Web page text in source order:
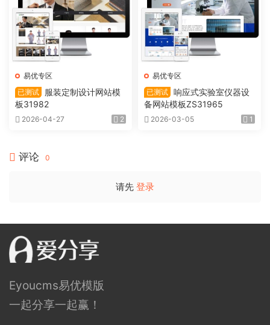
易优专区
已测试
服装定制设计网站模
板31982
2026-04-27 2
易优专区
已测试 响应式实验室仪器设
备网站模板ZS31965
2026-03-05 1
评论 0
请先 登录
Eyoucms易优模版
一起分享一起赢！